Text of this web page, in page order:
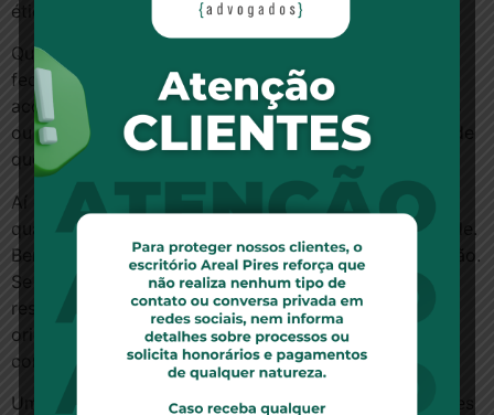
ético.
Quando um médico realiza a cirurgia e na hora de
fechar a sutura delega para o médico residente. Se
acontecer, por exemplo, do residente esquecer gazes
ou instrumentos cirúrgicos no paciente. Nesse caso, de
quem é a responsabilidade?
Aí o médico cirurgião é o imprudente. Imprudência é
quando se cria perigo a outra pessoa sem necessidade.
Bem na hora da sutura, quem é o médico? É o cirurgião.
Se é o médico residente que cometeu o erro,
respondem o residente e o preceptor, que estava
orientando. Mas tudo depende de examinar o caso
concreto.
Um médico pode ser condenado por erros decorrentes